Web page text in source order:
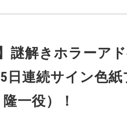
】謎解きホラーア
日連続サイン色
一役）！